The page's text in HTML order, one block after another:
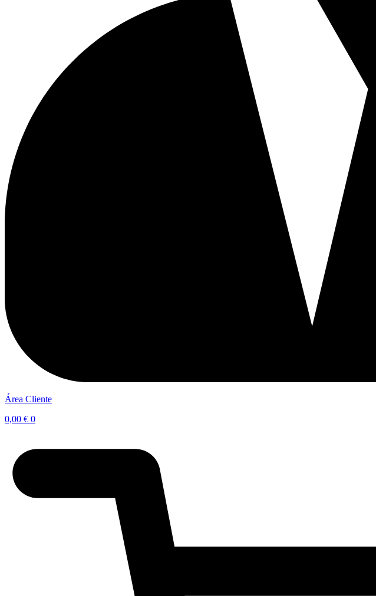
Área Cliente
0,00 € 0